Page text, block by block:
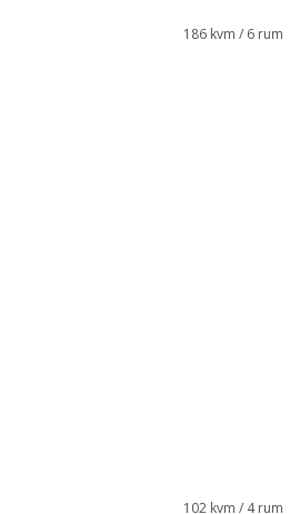
186 kvm / 6 rum
102 kvm / 4 rum